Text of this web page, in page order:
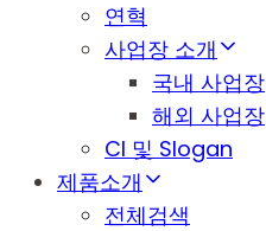
연혁
사업장 소개
국내 사업장
해외 사업장
CI 및 Slogan
제품소개
전체검색